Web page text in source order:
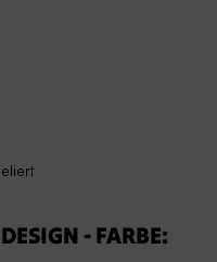
- FARBE: